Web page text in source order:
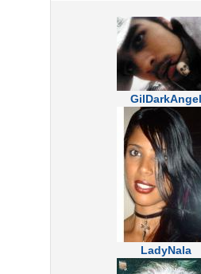
GilDarkAngel
LadyNala